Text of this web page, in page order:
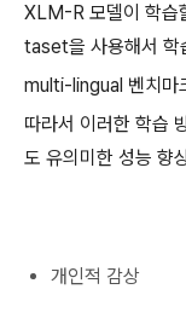
XLM-R 모델이 학
taset을 사용해서 학
multi-lingual 벤치마
따라서 이러한 학습
도 유의미한 성능 향
개인적 감상